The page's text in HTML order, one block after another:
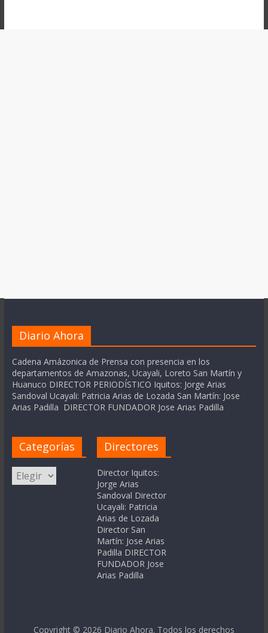
Diario Ahora
Cadena Amázonica de Prensa con presencia en los
departamentos de Amazonas, Ucayali, Loreto San Martín y
Huanuco DIRECTOR PERIODÍSTICO Iquitos: Jorge Arias
Sandoval Ucayali: Patricia Arias de Lozada San Martín: Jose
Arias Padilla DIRECTOR FUNDADOR Jose Arias Padilla
Categorías
Categorías
Directores
Director Iquitos:
Jorge Arias
Sandoval Director
Ucayali: Patricia
Arias de Lozada
Director San
Martín: Jose Arias
Padilla DIRECTOR
FUNDADOR Jose
Arias Padilla
Copyright © 2026 Diario Ahora. Todos los derechos